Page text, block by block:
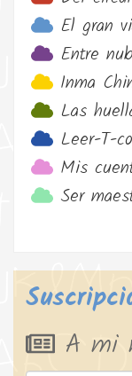
El gran
Entre
Inma
Las
Leer-T-
Mis
Ser
A mi